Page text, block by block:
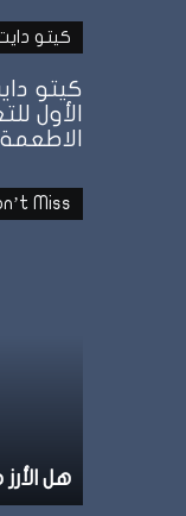
كيتو
الأول
Miss
هل